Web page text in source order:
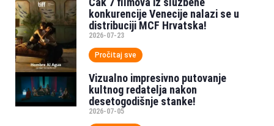
konkurencije Venecije nalazi se u
distribuciji MCF Hrvatska!
2026-07-23
Pročitaj sve
Vizualno impresivno putovanje
kultnog redatelja nakon
desetogodišnje stanke!
2026-07-05